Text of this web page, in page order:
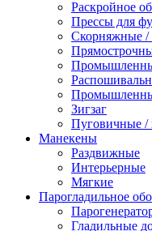
Раскройное
Прессы для
Скорняжные /
Зигзаг
Пуговичные /
Манекены
Раздвижные
Интерьерные
Мягкие
Парогладильное
Гладильные